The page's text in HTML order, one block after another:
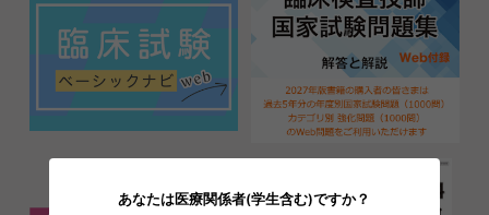
あなたは医療関係者(学生含む)ですか？